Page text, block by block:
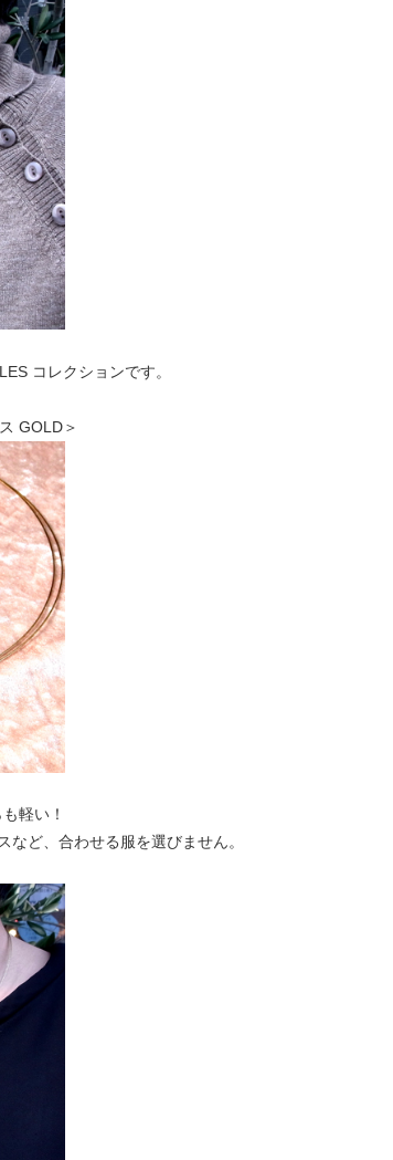
コレクションです。
GOLD＞
軽い！
ど、合わせる服を選びません。